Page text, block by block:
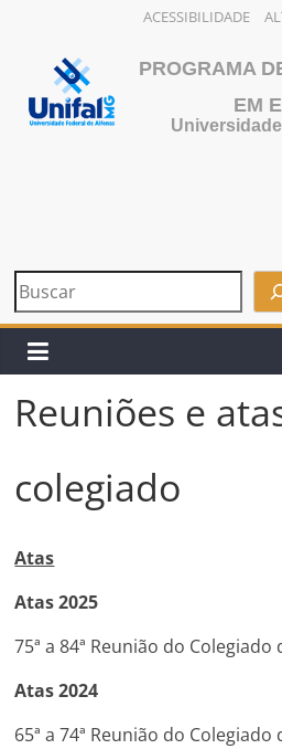
ACESSIBILIDADE
conteúdo
PROGRAMA
EM
Reuniões e
colegiado
Atas
Atas 2025
75ª a 84ª Reunião do
Atas 2024
65ª a 74ª Reunião do